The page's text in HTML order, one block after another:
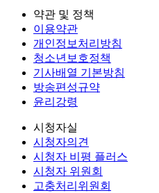
약관 및 정책
이용약관
개인정보처리방침
청소년보호정책
기사배열 기본방침
방송편성규약
윤리강령
시청자실
시청자의견
시청자 비평 플러스
시청자 위원회
고충처리위원회